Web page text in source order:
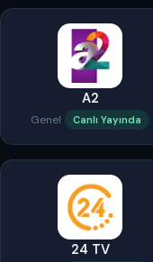
A2
Genel Canlı Yayında
24 TV